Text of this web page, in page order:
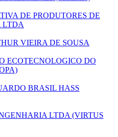
DE PRODUTORES DE
LTDA
VIEIRA DE SOUSA
ECOTECNOLOGICO DO
BRASIL HASS
LTDA (VIRTUS